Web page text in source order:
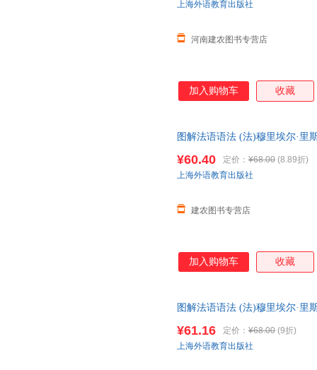
河南建农图书专营店
上海外语教育出版社
加入购物车 收藏
图解法语语法 (法)穆里埃尔·里
¥60.40 定价： ¥68.00 (8.89折)
建农图书专营店
上海外语教育出版社
加入购物车 收藏
图解法语语法 (法)穆里埃尔·里
¥61.16 定价： ¥68.00 (9折)
上海外语教育出版社